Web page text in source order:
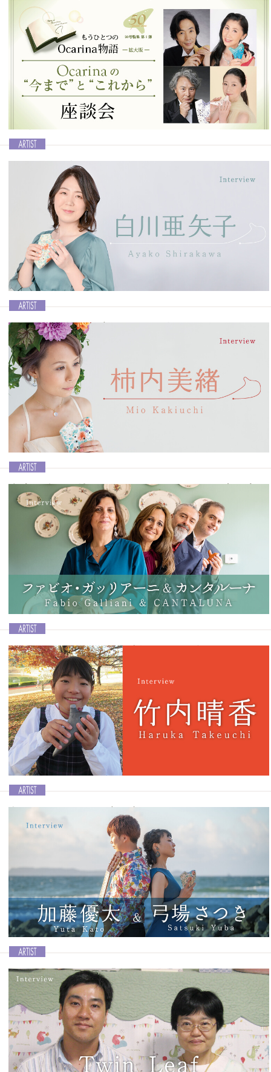
クラシックを極めるために演奏活動を続け、今年
Ocarina奏者30周年＆還暦を迎える
Ocarina vol.50│善久(Zenkyu)
学生時代にチューバを学び、1994年からOcarina奏者としての活動を
スタート。今ほどプロ奏者がいなかった当時からOcarinaの普及・啓
蒙に務め、1999年には初のソロコンサートを茨城・土浦のレストラン
にて開催しました。その後今日まで精力的に活動を続け、今年
Ocarina奏者30周年、そして還暦を迎えます。そんな善久（Zenkyu）
さんにこれまでの30年を振り返ってもらいます。
Ocarinaの“今まで”と“これから”
もうひとつのOcarina物語 ─拡大版─
Ocarina誌の50号を記念して、豪華な座談会が実現！ 植田篤司さんを
ナビゲーターに、ホンヤミカコさん、佐藤一美さん、そして大沢聡さ
んというトップランナーにお集まりいただきました。彼らが語る
Ocarinaの魅力、そしてこれからの Ocarina界に求められることなどを
話してくれました。
記事を読む＞＞
イタリア伝統の10穴Ocarinaを使ってコンクール1
位を獲得
Ocarina vol.49│白川亜矢子
オンラインで開催される国際的なOcarinaコンクール「国際オカリ
ナ・レイヴコンクール」では、毎回のように日本人プロ奏者が上位入
賞を果たしています。2023年に開催された第4回では、北海道・札幌
を拠点に活動する白川亜矢子さんが独奏A部門で1位を獲得しました。
そんな白川亜矢子さんにコンクールのことはもちろん、これまでの
Ocarina人生についてもお聞きします。
記事を読む＞＞
意志の強さと特異なキャラクターで人気が高い実
力派プレイヤー
Ocarina vol.49│柿内美緖
学生時代はホルンを学び、2014年に大沢聡さんの元へ弟子入りしたの
ち山梨に移住。様々なコンクールで入選を果たすなど、実力派
Ocarina奏者として国内外を問わず幅広く活動している柿内美緖さん
は、2024年7月にOcarina奏者10周年を迎えます。この節目となる年に
インタビューを敢行。柿内さんの過去、現在、未来について語ってい
ただきます。
記事を読む＞＞
Ocarinaにはそれぞれ役割が異なるギターとアコ
ーディオンがとても合う
Ocarina vol.49│ファビオ・ガッリアーニ＆カンタルーナ
Ocarina発祥の地であるイタリア・ブードリオの伝統的なOcarina7重
奏団「G.O.B.」のメンバーとして活動するファビオ・ガッリアーニさ
ん。ファビオさんは2022年に世界でも類を見ないカルテット「カンタ
ルーナ」を結成。そのデビューアルバムが3月20日にリリースされま
した。アルバムでは歌声まで披露したファビオさんに、「カンタルー
ナ」のことやアルバムの内容などについてお聞きします。
記事を読む＞＞
鳥のようなキレイな音を出せるOcarinaが好き！
現在、小学4年生でありながらすでにOcarina歴5年、さらにオカリナ
コンクールでの受賞歴もある竹内晴香さん。そんな晴香さんは、2024
年3月の「映画ドラえもん のび太の地球交響楽」の公開を記念したプ
ロジェクト「ドラドラ♪シンフォニー楽団」のメンバーにも選ばれ、
公開に向けてのイベント等に出演する予定です。そこで、今回は小さ
なOcarina奏者、竹内晴香さんにインタビューを敢行しました。
記事を読む＞＞
2ndデュオアルバム「Resonancia —レソナンシア
—」をリリース!
Ocarina vol.48│弓場さつき＆加藤優太
若手実力派として福岡を拠点に精力的に活動を続ける弓場さつきさ
ん。2023年11月2日には、スペイン留学の経験を持つクラシックギタ
リスト・加藤優太さんとのセカンドデュオアルバム「Resonancia —
レソナンシア—」をリリースしました。 そこで今回は、弓場さつきさ